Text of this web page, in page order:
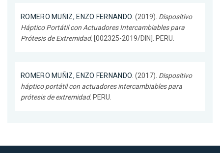
ROMERO MUÑIZ, ENZO FERNANDO. (2019). Dispositivo
Háptico Portátil con Actuadores Intercambiables para
Prótesis de Extremidad. [002325-2019/DIN]. PERU.
ROMERO MUÑIZ, ENZO FERNANDO. (2017). Dispositivo
háptico portátil con actuadores intercambiables para
prótesis de extremidad. PERU.